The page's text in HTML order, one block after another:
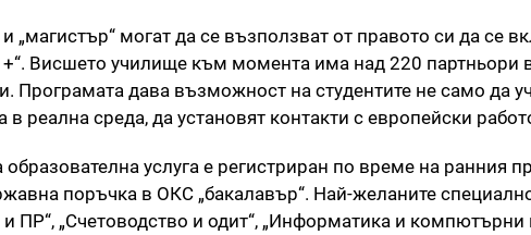
„магистър“ могат да се възползват от правото си да се
Висшето училище към момента има над 220 партньори
Програмата дава възможност на студентите не само да
реална среда, да установят контакти с европейски
услуга е регистриран по време на ранния
поръчка в ОКС „бакалавър“. Най-желаните
ПР“, „Счетоводство и одит“, „Информатика и компютърни